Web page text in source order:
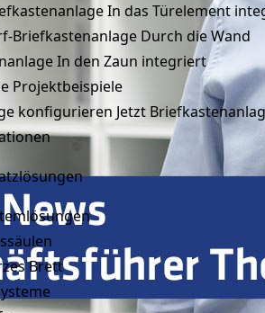
In das Türelement
Briefkastenanlage Durch die Wand
In den Zaun integriert
Projektbeispiele
konfigurieren Jetzt
Brett